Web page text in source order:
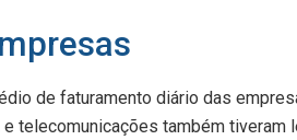
de faturamento diário das
telecomunicações também tiveram